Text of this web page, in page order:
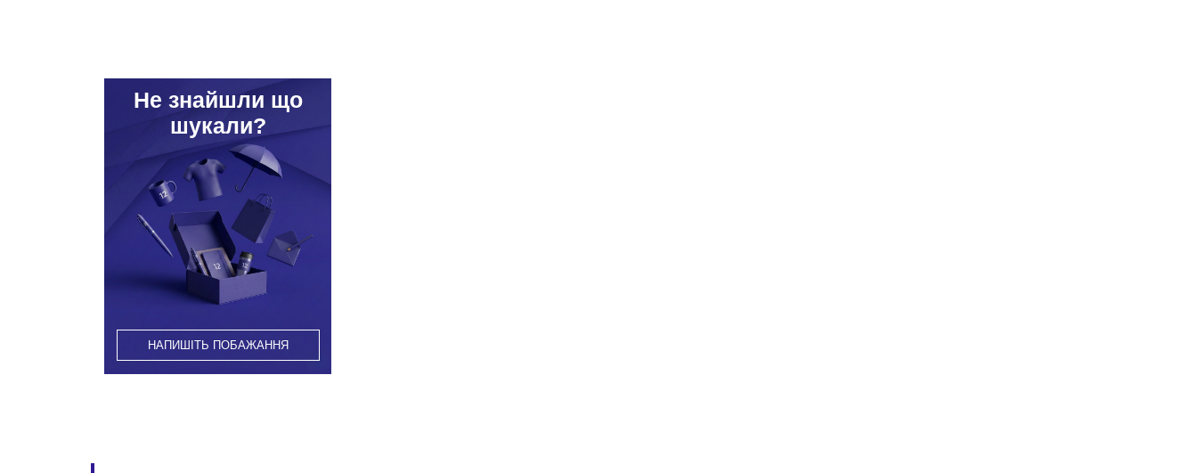
Hе знайшли що
шукали?
НАПИШІТЬ ПОБАЖАННЯ